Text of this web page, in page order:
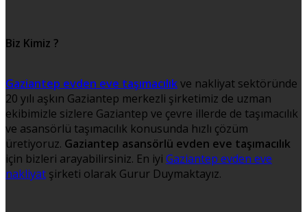
Biz Kimiz ?
Gaziantep evden eve taşımacılıkve nakliyat sektöründe
20 yılı aşkın Gaziantep merkezli şirketimiz de uzman
ekibimizle sizlere Gaziantep ve çevre illerde de taşımacılık
ve asansörlü taşımacılık konusunda hızlı çözüm
üretiyoruz. Gaziantep asansörlü evden eve taşımacılık
için bizleri arayabilirsiniz. En iyi Gaziantep evden eve
nakliyat şirketi olarak Gurur Duymaktayız.